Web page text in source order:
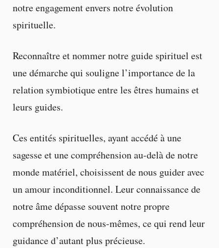
notre engagement envers notre évolution
spirituelle.
Reconnaître et nommer notre guide spirituel est
une démarche qui souligne l’importance de la
relation symbiotique entre les êtres humains et
leurs guides.
Ces entités spirituelles, ayant accédé à une
sagesse et une compréhension au-delà de notre
monde matériel, choisissent de nous guider avec
un amour inconditionnel. Leur connaissance de
notre âme dépasse souvent notre propre
compréhension de nous-mêmes, ce qui rend leur
guidance d’autant plus précieuse.